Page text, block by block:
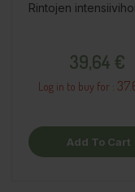
Rintojen
39,64 €
Log in to buy for :
Add To Cart